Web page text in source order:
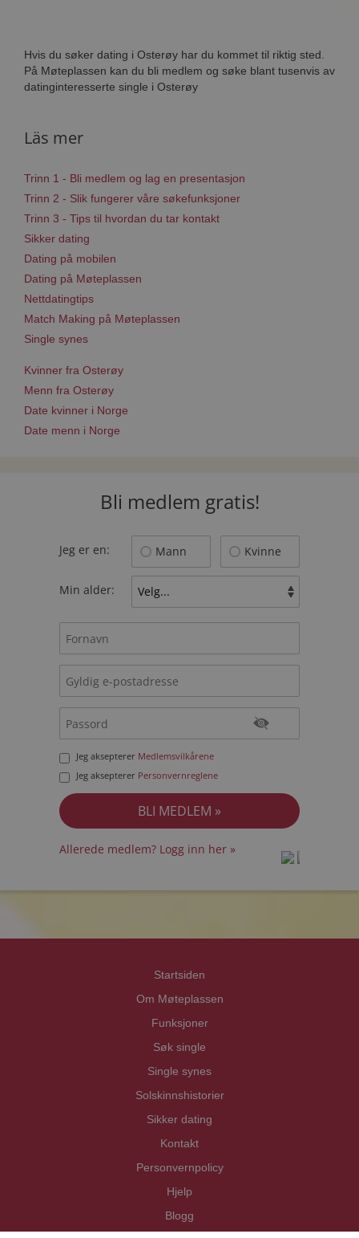
Hvis du søker dating i Osterøy har du kommet til riktig sted.
På Møteplassen kan du bli medlem og søke blant tusenvis av
datinginteresserte single i Osterøy
Läs mer
Trinn 1 - Bli medlem og lag en presentasjon
Trinn 2 - Slik fungerer våre søkefunksjoner
Trinn 3 - Tips til hvordan du tar kontakt
Sikker dating
Dating på mobilen
Dating på Møteplassen
Nettdatingtips
Match Making på Møteplassen
Single synes
Kvinner fra Osterøy
Menn fra Osterøy
Date kvinner i Norge
Date menn i Norge
Bli medlem gratis!
Jeg er en: Mann Kvinne
Min alder:
Jeg aksepterer Medlemsvilkårene
Jeg aksepterer Personvernreglene
Allerede medlem? Logg inn her »
Startsiden
Om Møteplassen
Funksjoner
Søk single
Single synes
Solskinnshistorier
Sikker dating
Kontakt
Personvernpolicy
Hjelp
Blogg